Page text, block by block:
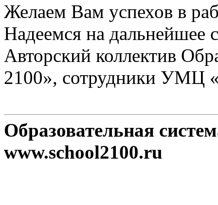
Желаем Вам успехов в
Надеемся на дальнейшее
Авторский коллектив
2100», сотрудники УМЦ
Образовательная
www.school2100.ru